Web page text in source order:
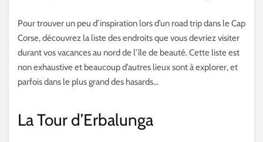
Pour trouver un peu d’inspiration lors d’un road trip dans le Cap
Corse, découvrez la liste des endroits que vous devriez visiter
durant vos vacances au nord de l’île de beauté. Cette liste est
non exhaustive et beaucoup d’autres lieux sont à explorer, et
parfois dans le plus grand des hasards…
La Tour d’Erbalunga